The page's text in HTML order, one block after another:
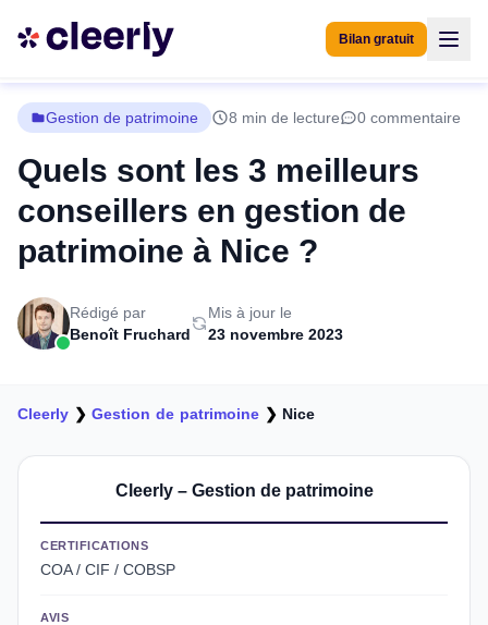
Bilan gratuit
Gestion de patrimoine 8 min de lecture 0 commentaire
Quels sont les 3 meilleurs
conseillers en gestion de
patrimoine à Nice ?
Rédigé par
Benoît Fruchard
Mis à jour le
23 novembre 2023
Cleerly ❯Gestion de patrimoine❯ Nice
Cleerly – Gestion de patrimoine
CERTIFICATIONS
COA / CIF / COBSP
AVIS